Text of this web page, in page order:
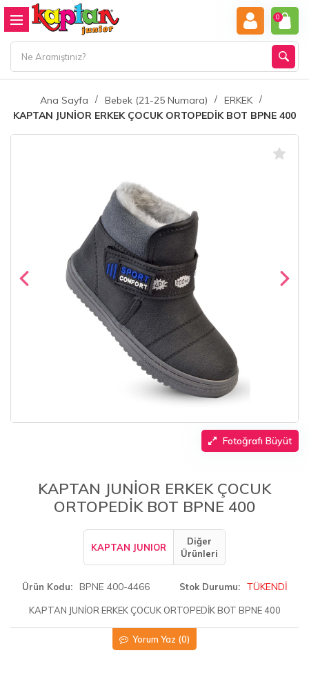
0
Ana Sayfa Bebek (21-25 Numara)
ERKEK
KAPTAN JUNİOR ERKEK ÇOCUK ORTOPEDİK BOT BPNE 400
Fotoğrafı Büyüt
KAPTAN JUNİOR ERKEK ÇOCUK
ORTOPEDİK BOT BPNE 400
KAPTAN JUNIOR
Diğer
Ürünleri
Ürün Kodu BPNE 400-4466 Stok Durumu TÜKENDİ
KAPTAN JUNİOR ERKEK ÇOCUK ORTOPEDİK BOT BPNE 400
Yorum Yaz (0)